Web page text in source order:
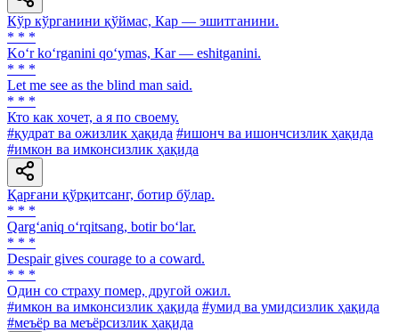
Кўр кўрганини қўймас, Кар — эшитганини.
* * *
Ko‘r ko‘rganini qo‘ymas, Kar — eshitganini.
* * *
Let me see as the blind man said.
* * *
Кто как хочет, а я по своему.
#қудрат ва ожизлик ҳақида #ишонч ва ишончсизлик ҳақида
#имкон ва имконсизлик ҳақида
Қарғани қўрқитсанг, ботир бўлар.
* * *
Qarg‘aniq o‘rqitsang, botir bo‘lar.
* * *
Despair gives courage to a coward.
* * *
Один со страху помер, другой ожил.
#имкон ва имконсизлик ҳақида #умид ва умидсизлик ҳақида
#меъёр ва меъёрсизлик ҳақида